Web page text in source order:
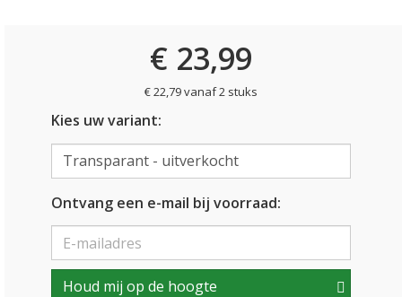
€ 23,99
€ 22,79 vanaf 2 stuks
Kies uw variant:
Ontvang een e-mail bij voorraad:
Houd mij op de hoogte